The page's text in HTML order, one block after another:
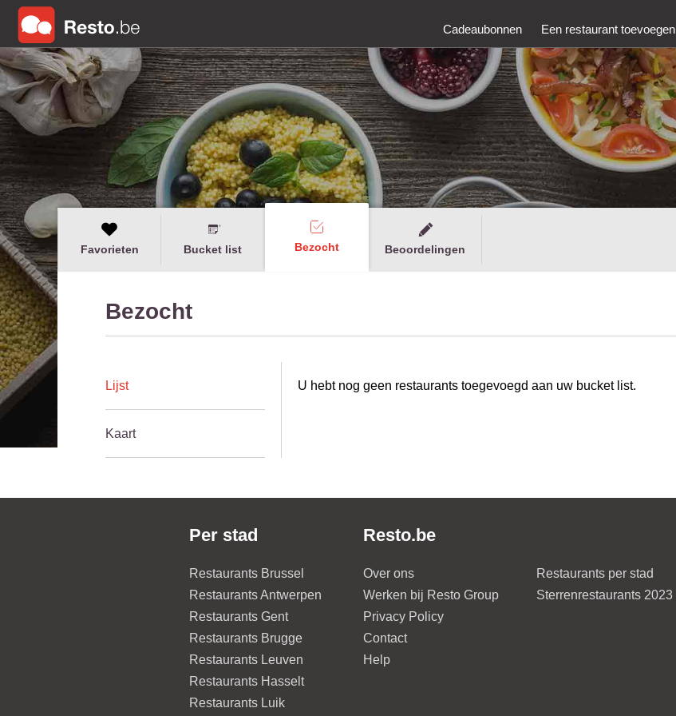
Cadeaubonnen Een restaurant toevoegen
Favorieten Bucket list Bezocht Beoordelingen
Bezocht
Lijst
Kaart
U hebt nog geen restaurants toegevoegd aan uw bucket list.
Per stad
Restaurants Brussel
Restaurants Antwerpen
Restaurants Gent
Restaurants Brugge
Restaurants Leuven
Restaurants Hasselt
Restaurants Luik
Resto.be
Over ons
Werken bij Resto Group
Privacy Policy
Contact
Help
Restaurants per stad
Sterrenrestaurants 2023